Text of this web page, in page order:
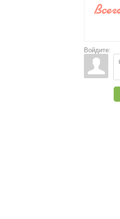
Войдите: